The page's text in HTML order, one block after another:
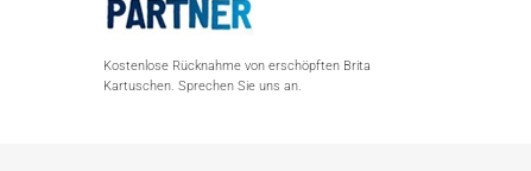
Kostenlose Rücknahme von erschöpften Brita
Kartuschen. Sprechen Sie uns an.